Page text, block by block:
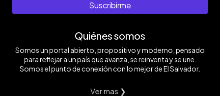
Suscribirme
Quiénes somos
Somos un portal abierto, propositivo y moderno, pensado
para reflejar a un país que avanza, se reinventa y se une.
Somos el punto de conexión con lo mejor de El Salvador.
Ver mas ❯